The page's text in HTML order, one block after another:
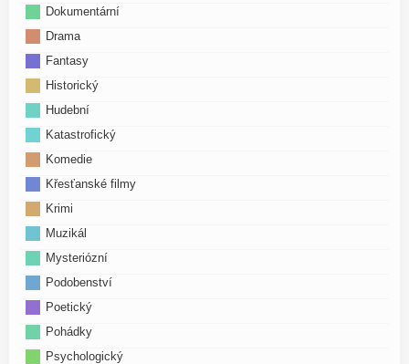
Dokumentární
Drama
Fantasy
Historický
Hudební
Katastrofický
Komedie
Křesťanské filmy
Krimi
Muzikál
Mysteriózní
Podobenství
Poetický
Pohádky
Psychologický